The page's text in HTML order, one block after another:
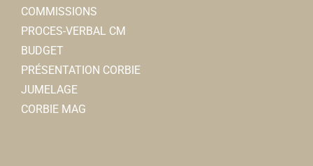
COMMISSIONS
PROCES-VERBAL CM
BUDGET
PRÉSENTATION CORBIE
JUMELAGE
CORBIE MAG